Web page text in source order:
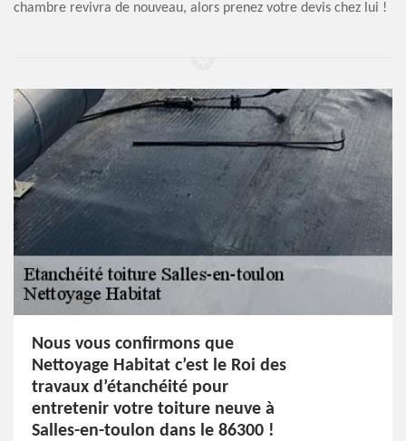
chambre revivra de nouveau, alors prenez votre devis chez lui !
Nous vous confirmons que
Nettoyage Habitat c’est le Roi des
travaux d’étanchéité pour
entretenir votre toiture neuve à
Salles-en-toulon dans le 86300 !